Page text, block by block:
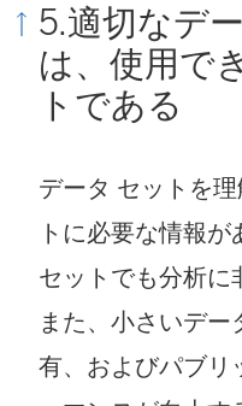
5.適切なデ
は、使用で
トである
データ セットを
トに必要な情報
セットでも分析に
また、小さいデ
有、およびパブリ